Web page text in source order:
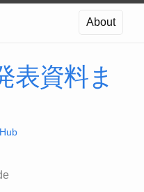
About
表資料ま